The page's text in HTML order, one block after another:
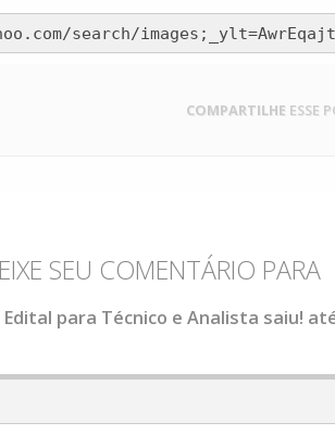
search/
COMPARTILHE ESSE
SEU COMENTÁRIO PARA
Edital para Técnico e Analista saiu!